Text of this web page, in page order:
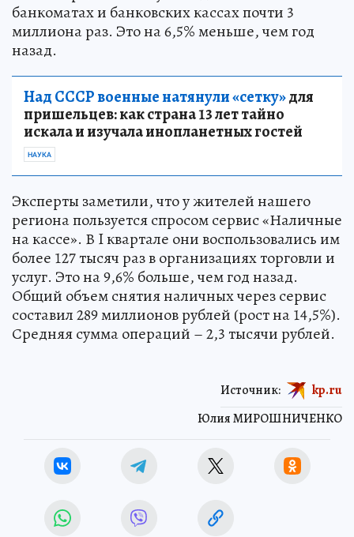
банкоматах и банковских кассах почти 3
миллиона раз. Это на 6,5% меньше, чем год
назад.
Над СССР военные натянули «сетку»для
пришельцев: как страна 13 лет тайно
искала и изучала инопланетных гостей
НАУКА
Эксперты заметили, что у жителей нашего
региона пользуется спросом сервис «Наличные
на кассе». В I квартале они воспользовались им
более 127 тысяч раз в организациях торговли и
услуг. Это на 9,6% больше, чем год назад.
Общий объем снятия наличных через сервис
составил 289 миллионов рублей (рост на 14,5%).
Средняя сумма операций – 2,3 тысячи рублей.
Юлия МИРОШНИЧЕНКО
Источник: kp.ru